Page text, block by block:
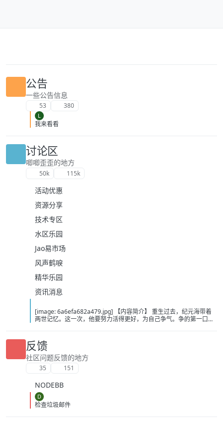
公告
一些公告信息
53 380
L
我来看看
讨论区
唧唧歪歪的地方
50k 115k
活动优惠
资源分享
技术专区
水区乐园
Jao易市场
风声鹤唳
精华乐园
资讯消息
[image: 6a6efa682a479.jpg] 【内容简介】 重生过去，纪元海带着
两世记忆。这一次，他要努力活得更好，为自己争气。争的第一口
夸克：https://pan.quark.cn/s/02c5b6dac59e?pwd=HZpB 移动：
https://yun.139.com/shareweb/#/w/i/2wFGsPkZP6nwz
反馈
社区问题反馈的地方
35 151
NODEBB
D
检查垃圾邮件